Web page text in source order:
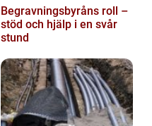
Begravningsbyråns roll –
stöd och hjälp i en svår
stund